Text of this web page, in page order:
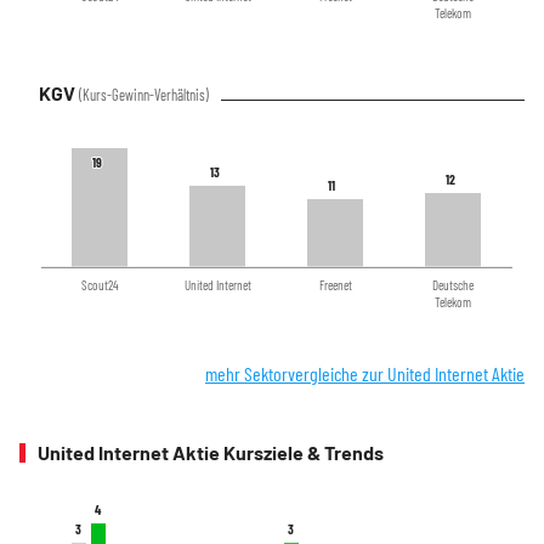
Telekom
KGV (Kurs-Gewinn-Verhältnis)
19
19
13
13
11
11 12
12
Scout24 United Internet Freenet
Deutsche
Telekom
mehr Sektorvergleiche zur United Internet Aktie
United Internet Aktie Kursziele & Trends
3
3
4
4
3
3